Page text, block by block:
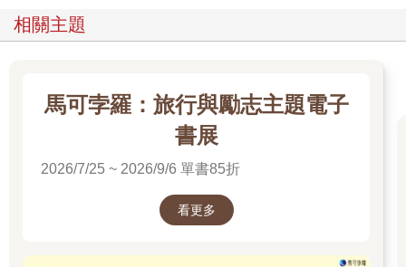
我們誕生來到這個世界，和離開這個世界時都是一個人。即使是
由此可以了解，人本來就是一個人，一個人才是自然的樣子。
一個人並不寂寞，也並不悲傷，而是理所當然、天經地義的事。
正因為這樣，我們要珍惜一個人獨處的時間，珍惜獨自思考的時
意識到每個人都是一個人，才能夠活出豐富的人生，為自己和他
相關主題
馬可孛羅：旅行與勵志主題電子
書展
2026/7/25 ~ 2026/9/6 單書85折
看更多